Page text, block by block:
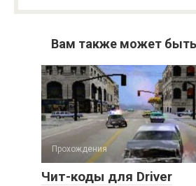
Вам также может быть
Прохождения
Чит-коды для Driver